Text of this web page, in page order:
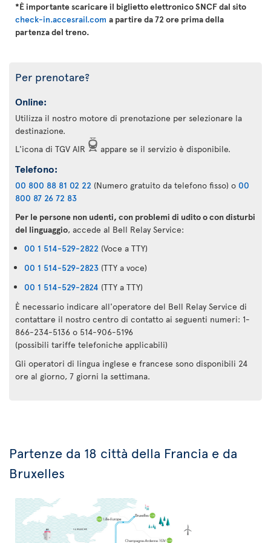
*È importante scaricare il biglietto elettronico SNCF dal sito
check-in.accesrail.com a partire da 72 ore prima della
partenza del treno.
Per prenotare?
Online:
Utilizza il nostro motore di prenotazione per selezionare la
destinazione.
L'icona di TGV AIR
appare se il servizio è disponibile.
Telefono:
00 800 88 81 02 22 (Numero gratuito da telefono fisso) o 00
800 87 26 72 83
Per le persone non udenti, con problemi di udito o con disturbi
del linguaggio, accede al Bell Relay Service:
00 1 514-529-2822 (Voce a TTY)
00 1 514-529-2823 (TTY a voce)
00 1 514-529-2824 (TTY a TTY)
È necessario indicare all'operatore del Bell Relay Service di
contattare il nostro centro di contatto ai seguenti numeri: 1-
866-234-5136 o 514-906-5196
(possibili tariffe telefoniche applicabili)
Gli operatori di lingua inglese e francese sono disponibili 24
ore al giorno, 7 giorni la settimana.
Partenze da 18 città della Francia e da
Bruxelles